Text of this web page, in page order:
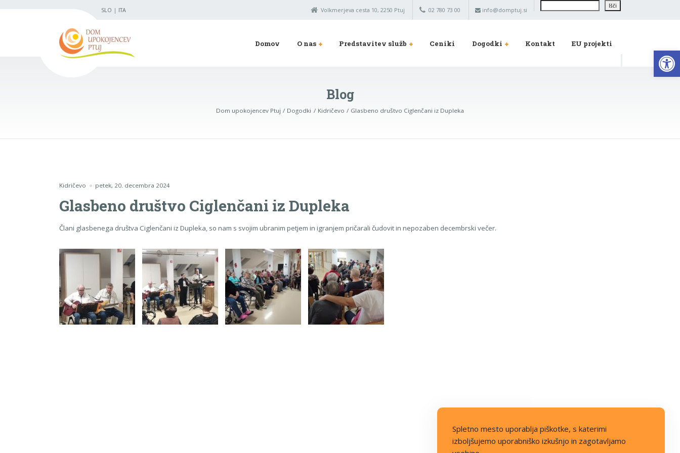
SLO | ITA Volkmerjeva cesta 10, 2250 Ptuj 02 780 73 00 info@domptuj.si
Išči
Domov O nas Predstavitev služb Ceniki Dogodki Kontakt EU projekti
Blog
Dom upokojencev Ptuj Dogodki Kidričevo Glasbeno društvo Ciglenčani iz Dupleka
Kidričevo petek, 20. decembra 2024
Glasbeno društvo Ciglenčani iz Dupleka
Člani glasbenega društva Ciglenčani iz Dupleka, so nam s svojim ubranim petjem in igranjem pričarali čudovit in nepozaben decembrski večer.
Spletno mesto uporablja piškotke, s katerimi
izboljšujemo uporabniško izkušnjo in zagotavljamo